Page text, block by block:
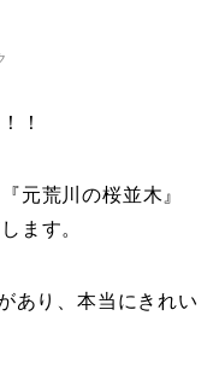
！
元荒川の桜並木』
ます。
あり、本当にきれい